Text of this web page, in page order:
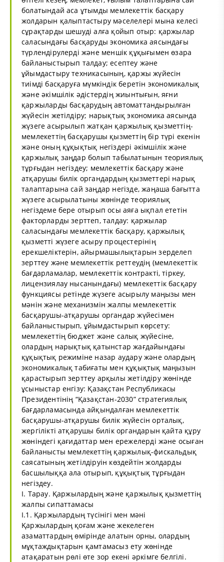
болатындай аса ұтымды мемлекеттік басқару
жолдарын қалыптастыру мәселелері мына келесі
сұрақтарды шешуді алға қойып отыр: қаржылар
саласындағы басқаруды экономика аясындағы
түрлендірулерді және меншік құқығымен өзара
байланыстырып талдау; есептеу және
ұйымдастыру техникасының, қаржы жүйесін
тиімді басқаруға мүмкіндік беретін экономикалық
және әкімшілік әдістердің жиынтығын, яғни
қаржыларды басқарудың автоматтандырылған
жүйесін жетілдіру; нарықтық экономика аясында
жүзеге асырылып жатқан қаржылық қызметтің-
мемлекеттің басқарушы қызметтің бір түрі екенін
және оның құқықтық негіздері әкімшілік және
қаржылық заңдар болып табылатынын теориялық
тұрғыдан негіздеу; мемлекеттік басқару және
атқарушы билік органдардың қызметтері нарық
талаптарына сай заңдар негізде, жаңаша бағытта
жүзеге асырылатыны жөнінде теориялық
негіздеме бере отырып осы аяға ықпал ететін
факторларды зерттеп, талдау: қаржылар
саласындағы мемлекеттік басқару, қаржылық
қызметті жүзеге асыру процестерінің
ерекшеліктерін, айырмашылықтарын зерделеп
зерттеу және мемлекеттік реттеудің (мемлекеттік
бағдарламалар, мемлекеттік контракті, тіркеу,
лицензиялау нысанындағы) мемлекеттік басқару
функциясы ретінде жүзеге асырылу маңызы мен
мәнін және механизмін жалпы мемлекеттік
басқарушы-атқарушы органдар жүйесімен
байланыстырып, ұйымдастырып көрсету:
мемлекеттің бюджет және салық жүйесіне,
олардың нарықтық қатынстар жағдайындағы
құқықтық режиміне назар аудару және олардың
экономикалық табиғаты мен құқықтық маңызын
қарастырып зерттеу арқылы жетілдіру жөнінде
ұсыныстар енгізу: Қазақстан Республикасы
Президентінің “Қазақстан-2030” стратегиялық
бағдарламасында айқындалған мемлекеттік
басқарушы-атқарушы билік жүйесін орталық,
жергілікті атқарушы билік органдарын қайта құру
жөніндегі қағидаттар мен ережелерді және осыған
байланысты мемлекеттің қаржылық-фискальдық
саясатының жетілдіруін көздейтін жолдарды
басшылыққа ала отырып, құқықтық тұрғыдан
негіздеу.
І. Тарау. Қаржылардың және қаржылық қызметтің
жалпы сипаттамасы
І.1. Қаржылардың түсінігі мен мәні
Қаржылардың қоғам және жекелеген
азаматтардың өмірінде алатын орны, олардың
мұқтаждықтарын қамтамасыз ету жөнінде
атақаратын рөлі өте зор екені әркімге белгілі.